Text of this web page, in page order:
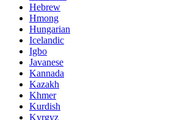
Hebrew
Hmong
Hungarian
Icelandic
Igbo
Javanese
Kannada
Kazakh
Khmer
Kurdish
Kyrgyz